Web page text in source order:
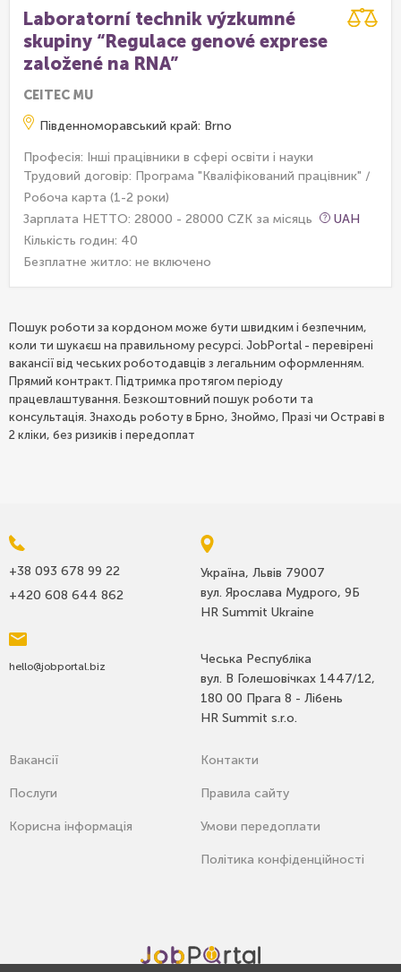
Laboratorní technik výzkumné
skupiny “Regulace genové exprese
založené na RNA”
CEITEC MU
Південноморавський край: Brno
Професія: Інші працівники в сфері освіти і науки
Трудовий договір: Програма "Кваліфікований працівник" /
Робоча карта (1-2 роки)
Зарплата НЕТТО: 28000 - 28000 CZK за місяць
UAH
Кількість годин: 40
Безплатне житло: не включено
Пошук роботи за кордоном може бути швидким і безпечним,
коли ти шукаєш на правильному ресурсі. JobPortal - перевірені
вакансії від чеських роботодавців з легальним оформленням.
Прямий контракт. Підтримка протягом періоду
працевлаштування. Безкоштовний пошук роботи та
консультація. Знаходь роботу в Брно, Зноймо, Празі чи Остраві в
2 кліки, без ризиків і передоплат
Україна, Львів 79007
вул. Ярослава Мудрого, 9Б
HR Summit Ukraine
Чеська Республіка
вул. В Голешовічках 1447/12,
180 00 Прага 8 - Лібень
HR Summit s.r.o.
+38 093 678 99 22
+420 608 644 862
hello@jobportal.biz
Вакансії
Послуги
Корисна інформація
Контакти
Правила сайту
Умови передоплати
Політика конфіденційності